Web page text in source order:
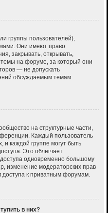
группы пользователей),
Они имеют право
закрывать, открывать,
на форуме, за который они
— не допускать
обсуждаемым темам
на структурные части,
Каждый пользователь
и каждой группе могут быть
Это облегчает
одновременно большому
изменение модераторских прав
доступа к приватным форумам.
в них?